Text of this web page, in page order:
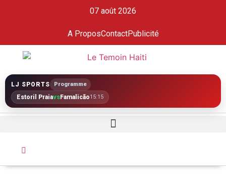
07 août 2026
A ProposContactPublicité
LJ SPORTS Programme
Estoril PraiavsFamalicão15:15